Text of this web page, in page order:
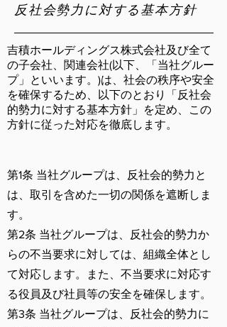
反社会勢力に対する基本方針
吉積ホールディングス株式会社及び全て
の子会社、関連会社(以下、「当社グルー
プ」といいます。)は、社会の秩序や安全
を確保するため、以下のとおり「反社会
的勢力に対する基本方針」を定め、この
方針に従った対応を徹底します。
第1条 当社グループは、反社会的勢力と
は、取引を含めた一切の関係を遮断しま
す。
第2条 当社グループは、反社会的勢力か
らの不当要求に対しては、組織全体とし
て対応します。また、不当要求に対応す
る役員及び社員等の安全を確保します。
第3条 当社グループは、反社会的勢力に